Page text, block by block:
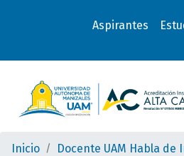
Aspirantes
Inicio Docente UAM Habla